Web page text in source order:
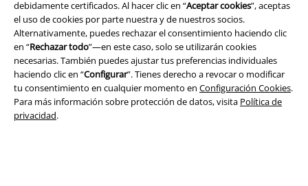
debidamente certificados. Al hacer clic en “Aceptar cookies”, aceptas
el uso de cookies por parte nuestra y de nuestros socios.
Alternativamente, puedes rechazar el consentimiento haciendo clic
en “Rechazar todo”—en este caso, solo se utilizarán cookies
necesarias. También puedes ajustar tus preferencias individuales
haciendo clic en “Configurar”. Tienes derecho a revocar o modificar
tu consentimiento en cualquier momento en Configuración Cookies.
Para más información sobre protección de datos, visita Política de
privacidad.
Ley protección de datos
Eliminación de residuos y protección del medioambiente
Declaración de Conformidad
Información sobre accesibilidad